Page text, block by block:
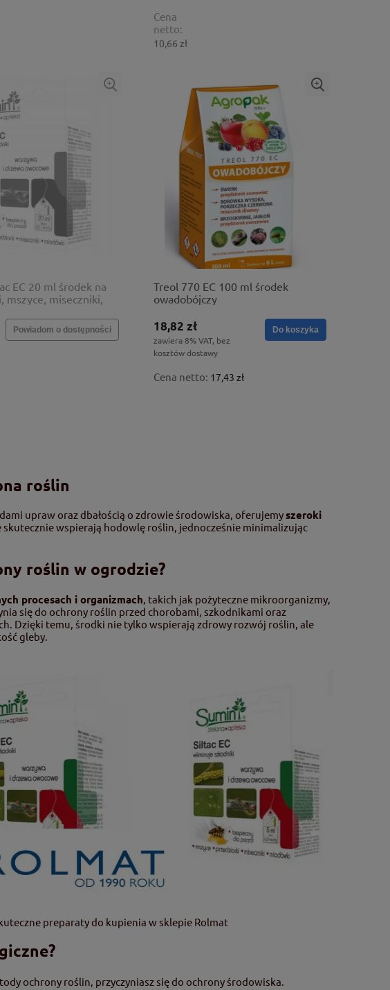
Cena
netto:
10,66 zł
EC 20 ml środek na
mszyce, miseczniki,
Powiadom o dostępności
Treol 770 EC 100 ml środek
owadobójczy
18,82 zł
zawiera 8% VAT, bez
kosztów dostawy
Cena netto: 17,43 zł
Do koszyka
roślin
upraw oraz dbałością o zdrowie środowiska, oferujemyszeroki
skutecznie wspierają hodowlę roślin, jednocześnie minimalizując
roślin w ogrodzie?
procesach i organizmach , takich jak pożyteczne mikroorganizmy,
się do ochrony roślin przed chorobami, szkodnikami oraz
Dzięki temu, środki nie tylko wspierają zdrowy rozwój roślin, ale
gleby.
preparaty do kupienia w sklepie Rolmat
ochrony roślin, przyczyniasz się do ochrony środowiska.